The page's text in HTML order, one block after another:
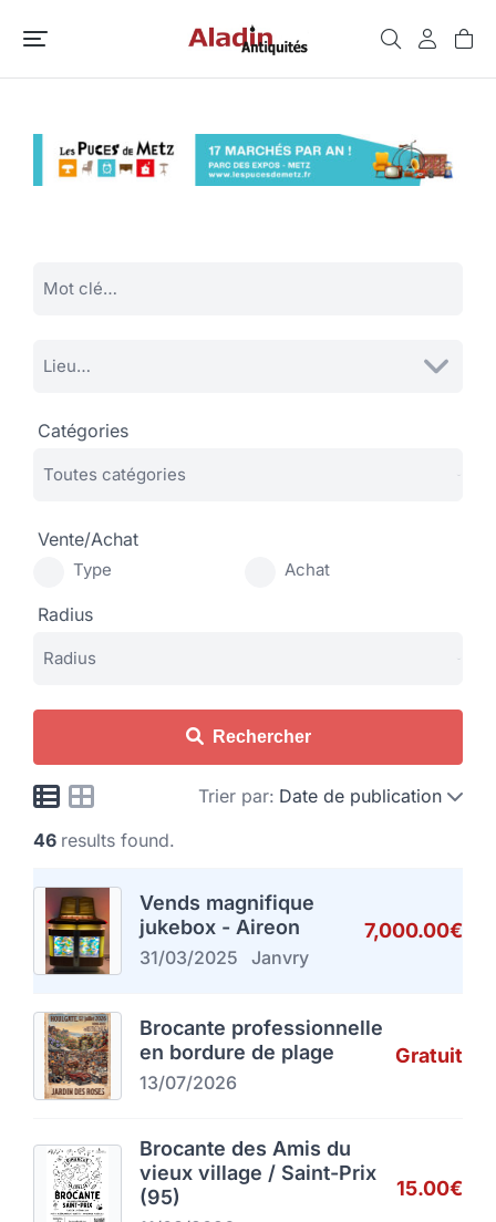
Catégories
Vente/Achat
Type Achat
Radius
Rechercher
Trier par: Date de publication
46 results found.
Vends magnifique
jukebox - Aireon
31/03/2025 Janvry
7,000.00€
Brocante professionnelle
en bordure de plage
13/07/2026
Gratuit
Brocante des Amis du
vieux village / Saint-Prix
(95)
15.00€